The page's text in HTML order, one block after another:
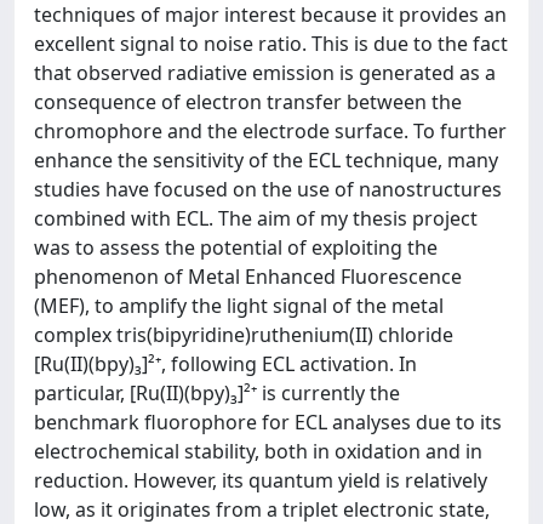
techniques of major interest because it provides an
excellent signal to noise ratio. This is due to the fact
that observed radiative emission is generated as a
consequence of electron transfer between the
chromophore and the electrode surface. To further
enhance the sensitivity of the ECL technique, many
studies have focused on the use of nanostructures
combined with ECL. The aim of my thesis project
was to assess the potential of exploiting the
phenomenon of Metal Enhanced Fluorescence
(MEF), to amplify the light signal of the metal
complex tris(bipyridine)ruthenium(II) chloride
[Ru(II)(bpy)₃]²⁺, following ECL activation. In
particular, [Ru(II)(bpy)₃]²⁺ is currently the
benchmark fluorophore for ECL analyses due to its
electrochemical stability, both in oxidation and in
reduction. However, its quantum yield is relatively
low, as it originates from a triplet electronic state,